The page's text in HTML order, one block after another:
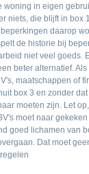
woning in eigen
niets, die blijft in box
daarop
de historie bij
niet veel goeds.
beter alternatief.
maatschappen of
box 3 en zonder
moeten zijn. Let
moet naar
goed lichamen van
Dat moet